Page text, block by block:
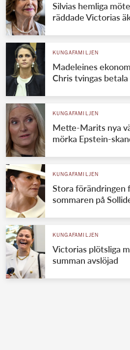
Silvias hemliga
räddade Victorias
KUNGAFAMILJEN
Madeleines
Chris tvingas betala
KUNGAFAMILJEN
Mette-Marits nya
mörka Epstein-
KUNGAFAMILJEN
Stora förändringen
sommaren på
KUNGAFAMILJEN
Victorias plötsliga
summan avslöjad